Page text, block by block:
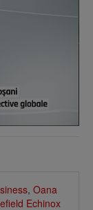
, Oana
Echinox